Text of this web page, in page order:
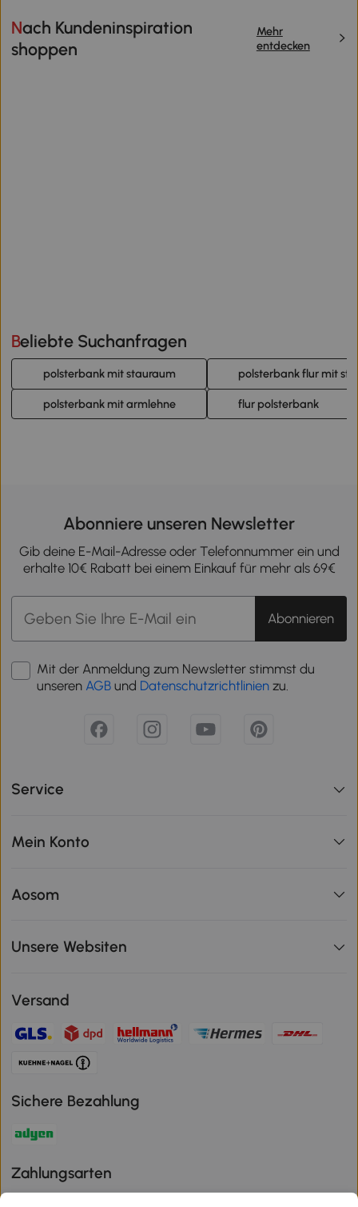
Nach Kundeninspiration
shoppen
Mehr
entdecken
Beliebte Suchanfragen
polsterbank mit stauraum polsterbank flur mit
polsterbank mit armlehne flur polsterbank
Abonniere unseren Newsletter
Gib deine E-Mail-Adresse oder Telefonnummer ein und
erhalte 10€ Rabatt bei einem Einkauf für mehr als 69€
Abonnieren
Mit der Anmeldung zum Newsletter stimmst du
unseren AGB und Datenschutzrichtlinien zu.
Service
Mein Konto
Aosom
Unsere Websiten
Versand
Sichere Bezahlung
Zahlungsarten